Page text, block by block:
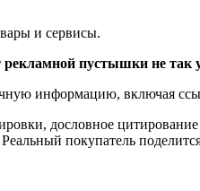
и сервисы.
рекламной пустышки не так
информацию, включая
дословное
Реальный покупатель